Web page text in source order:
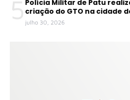
5 Polícia Militar de Patu
criação do GTO na cidade
julho 30, 2026